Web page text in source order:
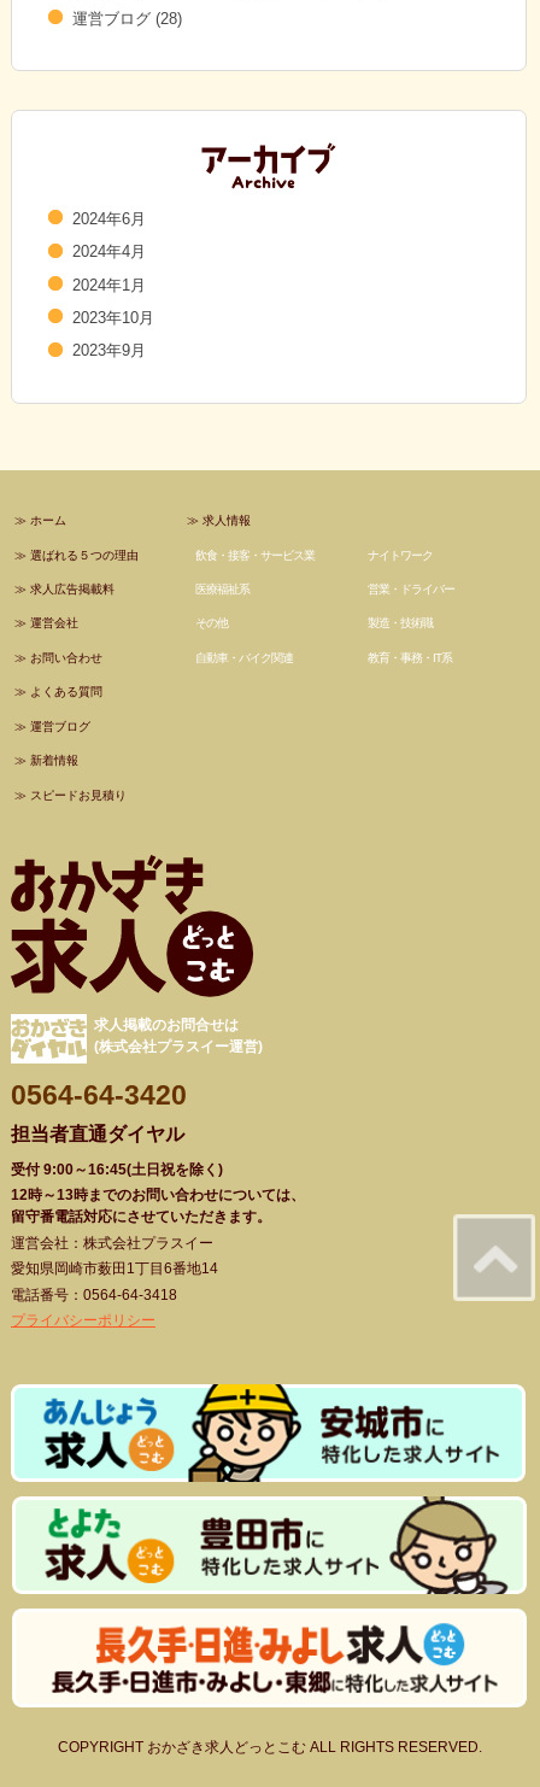
運営ブログ(28)
2024年6月
2024年4月
2024年1月
2023年10月
2023年9月
≫ ホーム
≫ 選ばれる５つの理由
≫ 求人広告掲載料
≫ 運営会社
≫ お問い合わせ
≫ よくある質問
≫ 運営ブログ
≫ 新着情報
≫ スピードお見積り
≫求人情報
飲食・接客・サービス業
医療福祉系
その他
自動車・バイク関連
ナイトワーク
営業・ドライバー
製造・技術職
教育・事務・IT系
求人掲載のお問合せは
(株式会社プラスイー運営)
0564-64-3420
担当者直通ダイヤル
受付 9:00～16:45(土日祝を除く)
12時～13時までのお問い合わせについては、
留守番電話対応にさせていただきます。
運営会社：株式会社プラスイー
愛知県岡崎市薮田1丁目6番地14
電話番号：0564-64-3418
プライバシーポリシー
COPYRIGHT おかざき求人どっとこむ ALL RIGHTS RESERVED.